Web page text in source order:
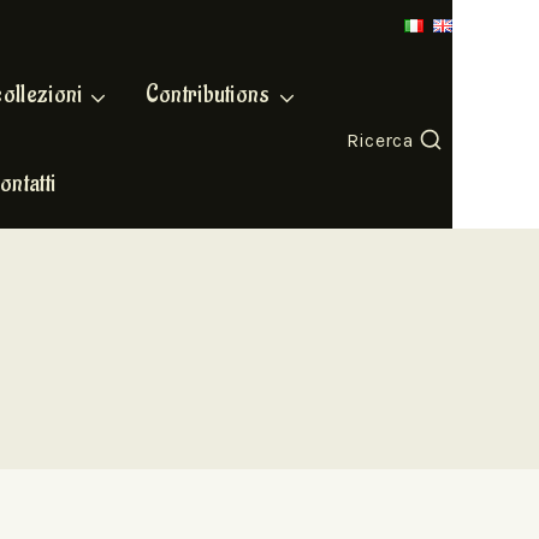
Contributions
Ricerca